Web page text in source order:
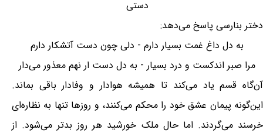
دستی
دختر بنارسی پاسخ می‌دهد:
به دل داغ غمت بسیار دارم - دلی چون دست آتشکار دارم
مرا صبر اندکست و درد بسیار - به دل دست ار نهم معذور می‌دار
آن‌گاه قسم یاد می‌کند تا همیشه هوادار و وفادار باقی بماند.
این‌گونه پیمان عشق خود را محکم می‌کنند، و روزها تنها به نظاره‌ای
خرسند می‌گردند. اما حال ملک خورشید هر روز بدتر می‌شود. از